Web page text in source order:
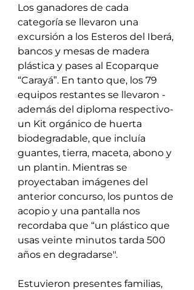
Los ganadores de cada
categoría se llevaron una
excursión a los Esteros del Iberá,
bancos y mesas de madera
plástica y pases al Ecoparque
“Carayá”. En tanto que, los 79
equipos restantes se llevaron -
además del diploma respectivo-
un Kit orgánico de huerta
biodegradable, que incluía
guantes, tierra, maceta, abono y
un plantin. Mientras se
proyectaban imágenes del
anterior concurso, los puntos de
acopio y una pantalla nos
recordaba que “un plástico que
usas veinte minutos tarda 500
años en degradarse".
Estuvieron presentes familias,